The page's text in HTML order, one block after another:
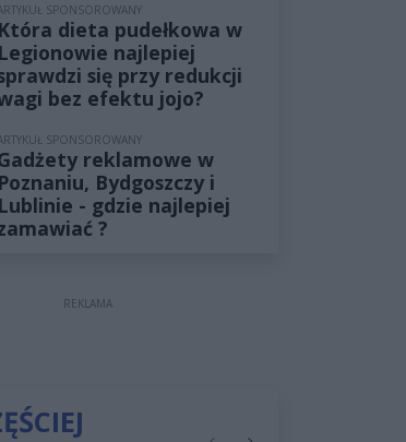
SPONSOROWANY
Która dieta pudełkowa w
Legionowie najlepiej
się przy redukcji
bez efektu jojo?
SPONSOROWANY
reklamowe w
Poznaniu, Bydgoszczy i
Lublinie - gdzie najlepiej
?
REKLAMA